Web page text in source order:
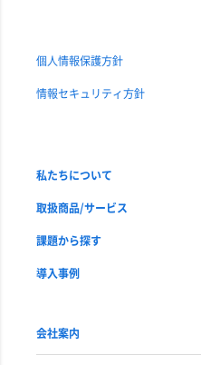
個人情報保護方針
情報セキュリティ方針
私たちについて
取扱商品/サービス
課題から探す
導入事例
会社案内